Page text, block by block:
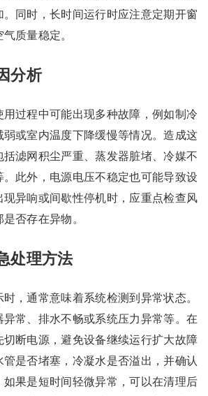
同时，长时间运行时应注意定期开窗
质量稳定。
分析
用过程中可能出现多种故障，例如制冷
或室内温度下降缓慢等情况。造成这
滤网积尘严重、蒸发器脏堵、冷媒不
。此外，电源电压不稳定也可能导致设
异响或间歇性停机时，应重点检查风
否存在异物。
处理方法
，通常意味着系统检测到异常状态。
常、排水不畅或系统压力异常等。在
断电源，避免设备继续运行扩大故障
是否堵塞，冷凝水是否溢出，并确认
果是短时间轻微异常，可以在清理后